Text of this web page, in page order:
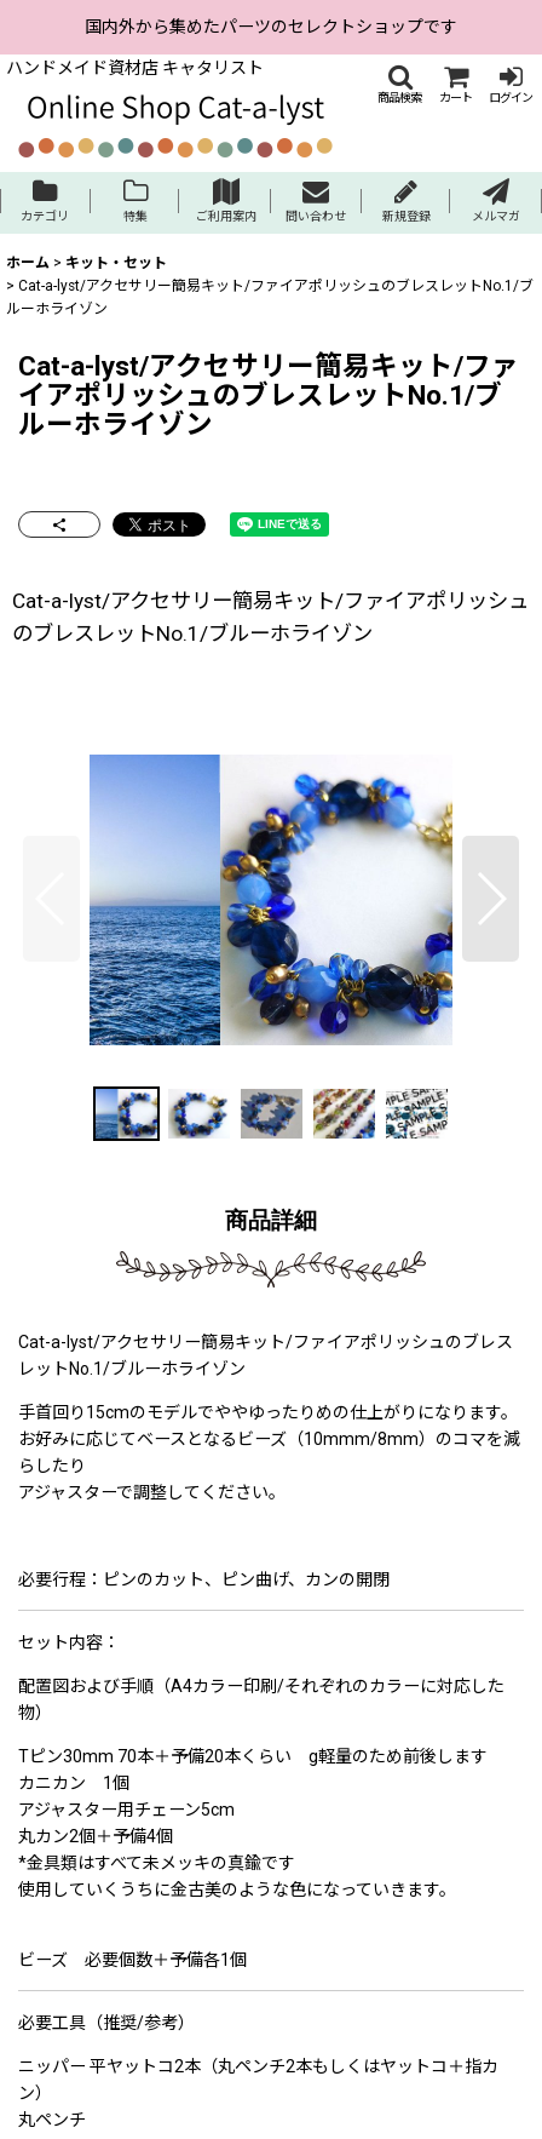
国内外から集めたパーツのセレクトショップです
ハンドメイド資材店 キャタリスト
商品検索 カート ログイン
カテゴリ 特集 ご利用案内 問い合わせ 新規登録 メルマガ
ホーム > キット・セット
> Cat-a-lyst/アクセサリー簡易キット/ファイアポリッシュのブレスレットNo.1/ブ
ルーホライゾン
Cat-a-lyst/アクセサリー簡易キット/ファ
イアポリッシュのブレスレットNo.1/ブ
ルーホライゾン
Cat-a-lyst/アクセサリー簡易キット/ファイアポリッシュ
のブレスレットNo.1/ブルーホライゾン
商品詳細
Cat-a-lyst/アクセサリー簡易キット/ファイアポリッシュのブレス
レットNo.1/ブルーホライゾン
手首回り15cmのモデルでややゆったりめの仕上がりになります。
お好みに応じてベースとなるビーズ（10mmm/8mm）のコマを減
らしたり
アジャスターで調整してください。
必要行程：ピンのカット、ピン曲げ、カンの開閉
セット内容：
配置図および手順（A4カラー印刷/それぞれのカラーに対応した
物）
Tピン30mm 70本＋予備20本くらい g軽量のため前後します
カニカン 1個
アジャスター用チェーン5cm
丸カン2個＋予備4個
*金具類はすべて未メッキの真鍮です
使用していくうちに金古美のような色になっていきます。
ビーズ 必要個数＋予備各1個
必要工具（推奨/参考）
ニッパー 平ヤットコ2本（丸ペンチ2本もしくはヤットコ＋指カ
ン）
丸ペンチ